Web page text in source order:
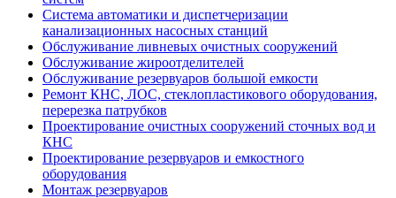
Система автоматики и диспетчеризации
канализационных насосных станций
Обслуживание ливневых очистных сооружений
Обслуживание жироотделителей
Обслуживание резервуаров большой емкости
Ремонт КНС, ЛОС, стеклопластикового оборудования,
перерезка патрубков
Проектирование очистных сооружений сточных вод и
КНС
Проектирование резервуаров и емкостного
оборудования
Монтаж резервуаров